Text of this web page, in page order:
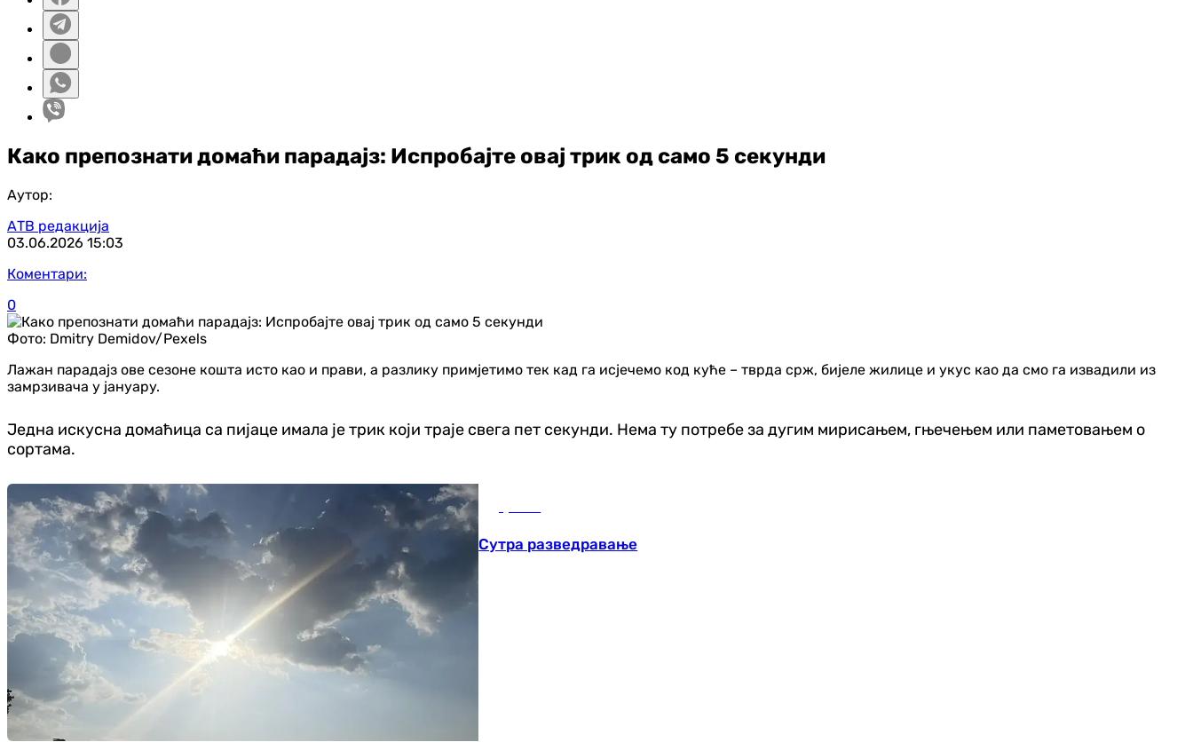
Како препознати домаћи парадајз: Испробајте овај трик од само 5 секунди
Аутор:
АТВ редакција
03.06.2026 15:03
Коментари:
0
Фото: Dmitry Demidov/Pexels
Лажан парадајз ове сезоне кошта исто као и прави, а разлику примјетимо тек кад га исјечемо код куће – тврда срж, бијеле жилице и укус као да смо га извадили из
замрзивача у јануару.
Једна искусна домаћица са пијаце имала је трик који траје свега пет секунди. Нема ту потребе за дугим мирисањем, гњечењем или паметовањем о
сортама.
Сутра разведравање